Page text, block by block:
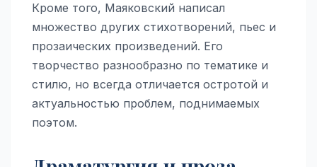
Кроме того, Маяковский написал
множество других стихотворений, пьес и
прозаических произведений. Его
творчество разнообразно по тематике и
стилю, но всегда отличается остротой и
актуальностью проблем, поднимаемых
поэтом.